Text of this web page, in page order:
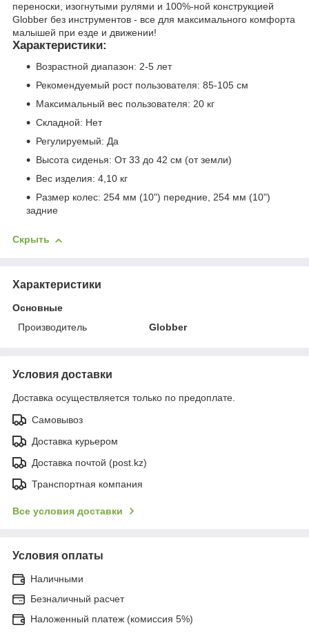
переноски, изогнутыми рулями и 100%-ной конструкцией
Globber без инструментов - все для максимального комфорта
малышей при езде и движении!
Характеристики:
Возрастной диапазон: 2-5 лет
Рекомендуемый рост пользователя: 85-105 см
Максимальный вес пользователя: 20 кг
Складной: Нет
Регулируемый: Да
Высота сиденья: От 33 до 42 см (от земли)
Вес изделия: 4,10 кг
Размер колес: 254 мм (10") передние, 254 мм (10")
задние
Скрыть
Характеристики
Основные
Производитель
Globber
Условия доставки
Доставка осуществляется только по предоплате.
Самовывоз
Доставка курьером
Доставка почтой (post.kz)
Транспортная компания
Все условия доставки
Условия оплаты
Наличными
Безналичный расчет
Наложенный платеж (комиссия 5%)